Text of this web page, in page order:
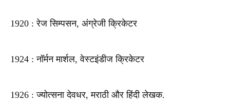
1920 : रेज सिम्पसन, अंग्रेजी क्रिकेटर
1924 : नॉर्मन मार्शल, वेस्टइंडीज क्रिकेटर
1926 : ज्योत्सना देवधर, मराठी और हिंदी लेखक.